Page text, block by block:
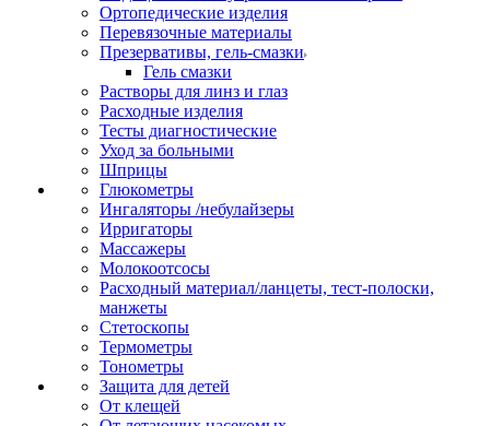
Ортопедические изделия
Перевязочные материалы
Презервативы, гель-смазки
Гель смазки
Растворы для линз и глаз
Расходные изделия
Тесты диагностические
Уход за больными
Шприцы
Глюкометры
Ингаляторы /небулайзеры
Ирригаторы
Массажеры
Молокоотсосы
Расходный материал/ланцеты, тест-полоски,
манжеты
Стетоскопы
Термометры
Тонометры
Защита для детей
От клещей